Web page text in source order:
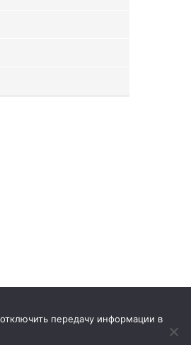
передачу информации в